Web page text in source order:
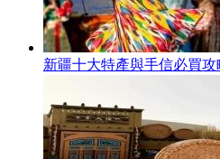
新疆十大特產與手信必買攻